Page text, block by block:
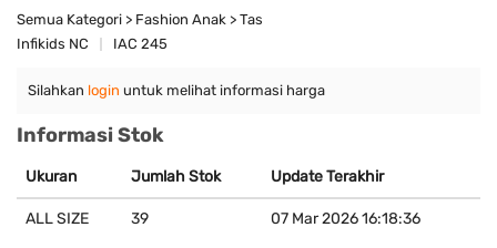
Semua Kategori > Fashion Anak > Tas
Infikids NC
IAC 245
Silahkan login untuk melihat informasi harga
Informasi Stok
Ukuran Jumlah Stok Update Terakhir
ALL SIZE 39 07 Mar 2026 16:18:36